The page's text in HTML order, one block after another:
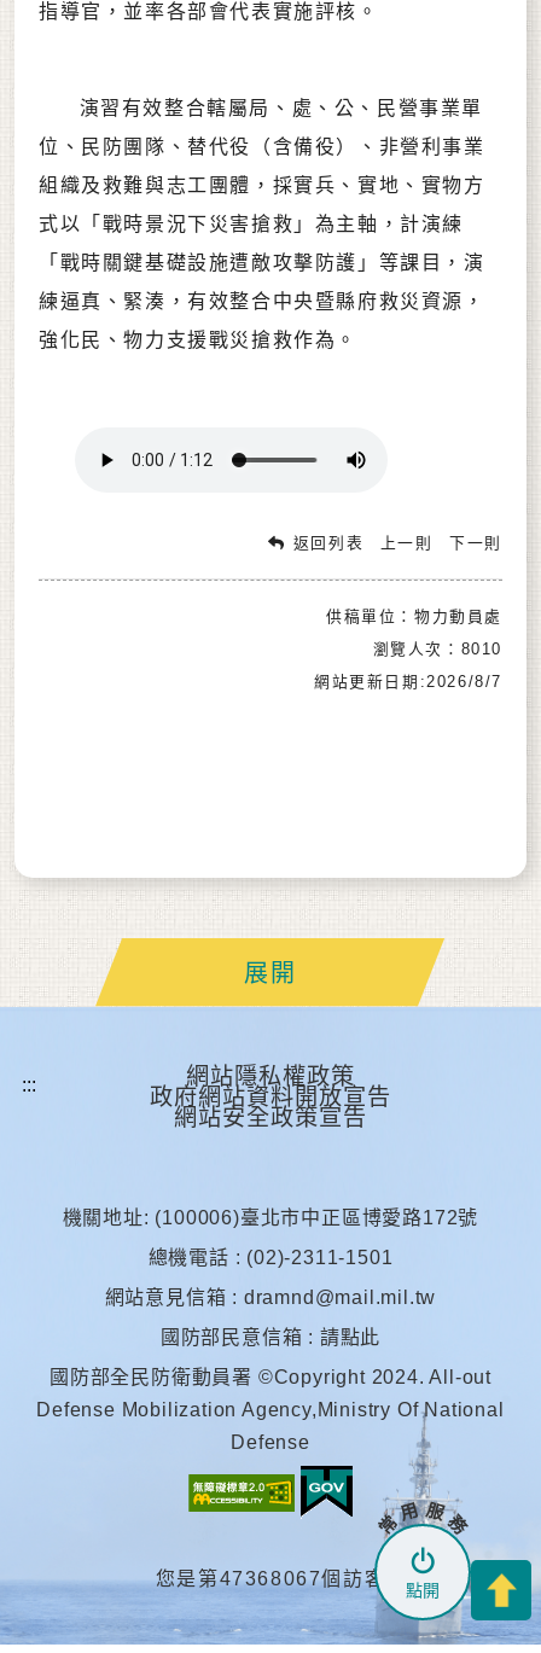
指導官，並率各部會代表實施評核。
演習有效整合轄屬局、處、公、民營事業單
位、民防團隊、替代役（含備役）、非營利事業
組織及救難與志工團體，採實兵、實地、實物方
式以「戰時景況下災害搶救」為主軸，計演練
「戰時關鍵基礎設施遭敵攻擊防護」等課目，演
練逼真、緊湊，有效整合中央暨縣府救災資源，
強化民、物力支援戰災搶救作為。
返回列表 上一則 下一則
供稿單位：物力動員處
瀏覽人次：8010
網站更新日期:2026/8/7
常 用 服 務
點開
展開
網站隱私權政策
政府網站資料開放宣告
網站安全政策宣告
機關地址: (100006)臺北市中正區博愛路172號
總機電話 : (02)-2311-1501
網站意見信箱 : dramnd@mail.mil.tw
國防部民意信箱 : 請點此
國防部全民防衛動員署 ©Copyright 2024. All-out
Defense Mobilization Agency,Ministry Of National
Defense
您是第47368067個訪客